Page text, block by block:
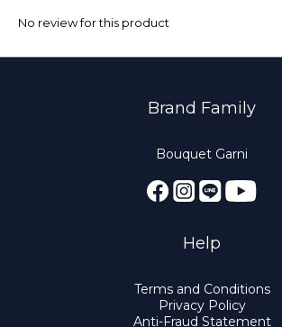
No review for this product
Brand Family
Bouquet Garni
Help
Terms and Conditions
Privacy Policy
Anti-Fraud Statement